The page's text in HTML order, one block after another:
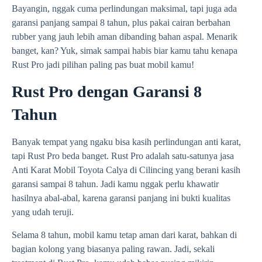
Bayangin, nggak cuma perlindungan maksimal, tapi juga ada
garansi panjang sampai 8 tahun, plus pakai cairan berbahan
rubber yang jauh lebih aman dibanding bahan aspal. Menarik
banget, kan? Yuk, simak sampai habis biar kamu tahu kenapa
Rust Pro jadi pilihan paling pas buat mobil kamu!
Rust Pro dengan Garansi 8
Tahun
Banyak tempat yang ngaku bisa kasih perlindungan anti karat,
tapi Rust Pro beda banget. Rust Pro adalah satu-satunya jasa
Anti Karat Mobil Toyota Calya di Cilincing yang berani kasih
garansi sampai 8 tahun. Jadi kamu nggak perlu khawatir
hasilnya abal-abal, karena garansi panjang ini bukti kualitas
yang udah teruji.
Selama 8 tahun, mobil kamu tetap aman dari karat, bahkan di
bagian kolong yang biasanya paling rawan. Jadi, sekali